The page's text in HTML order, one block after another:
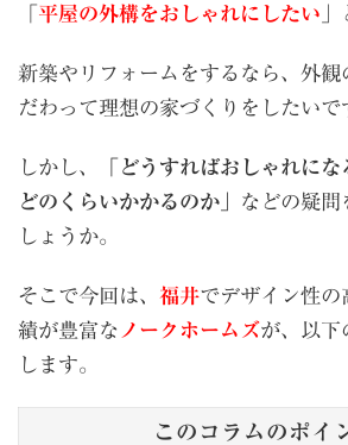
平屋の外構をおしゃれにしたい
新築やリフォームをするなら、外観
だわって理想の家づくりをしたいで
しかし、
「どうすればおしゃれに
どのくらいかかるのか」
などの疑問
しょうか。
そこで今回は、 福井でデザイン性の
績が豊富な ノークホームズが、以下
します。
このコラムのポイ